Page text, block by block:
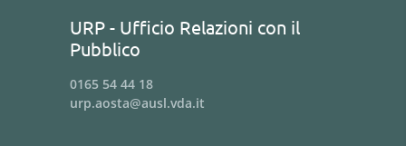
URP - Ufficio Relazioni con il
Pubblico
0165 54 44 18
urp.aosta@ausl.vda.it